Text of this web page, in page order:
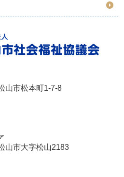
山市松本町1-7-8
山市大字松山2183